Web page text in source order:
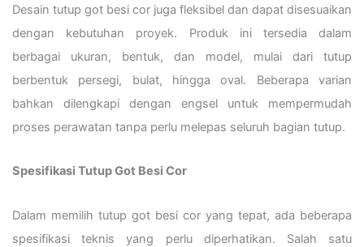
Desain tutup got besi cor juga fleksibel dan dapat disesuaikan
dengan kebutuhan proyek. Produk ini tersedia dalam
berbagai ukuran, bentuk, dan model, mulai dari tutup
berbentuk persegi, bulat, hingga oval. Beberapa varian
bahkan dilengkapi dengan engsel untuk mempermudah
proses perawatan tanpa perlu melepas seluruh bagian tutup.
Spesifikasi Tutup Got Besi Cor
Dalam memilih tutup got besi cor yang tepat, ada beberapa
spesifikasi teknis yang perlu diperhatikan. Salah satu